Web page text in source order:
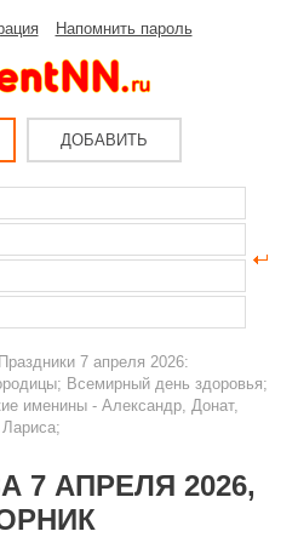
Напомнить пароль
ДОБАВИТЬ
7 апреля 2026:
Всемирный день здоровья;
именины - Александр, Донат,
7 АПРЕЛЯ 2026,